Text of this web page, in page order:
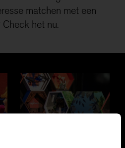
matchen met een
het nu.
sommige functies
de cookies altijd nog